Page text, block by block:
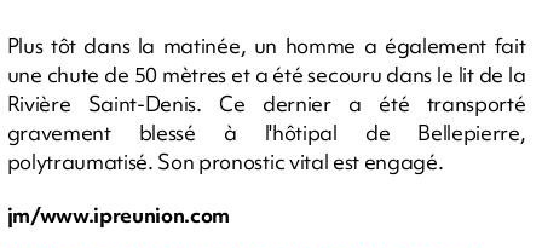
Plus tôt dans la matinée, un homme a également fait
une chute de 50 mètres et a été secouru dans le lit de la
Rivière Saint-Denis. Ce dernier a été transporté
gravement blessé à l'hôtipal de Bellepierre,
polytraumatisé. Son pronostic vital est engagé.
jm/www.ipreunion.com